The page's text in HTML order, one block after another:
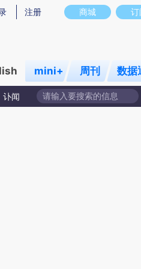
实意图存在偏差。不代表财新观点和立
商城 订
注册
mini+ 周刊 数据
讣闻